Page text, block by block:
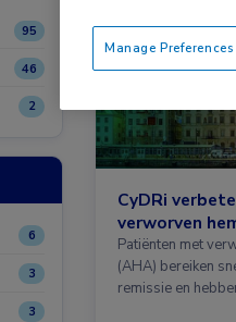
95
46
2
6
3
3
CyDRi
verworven
Patiënten met
(AHA) bereiken
remissie en
Manage Preferences